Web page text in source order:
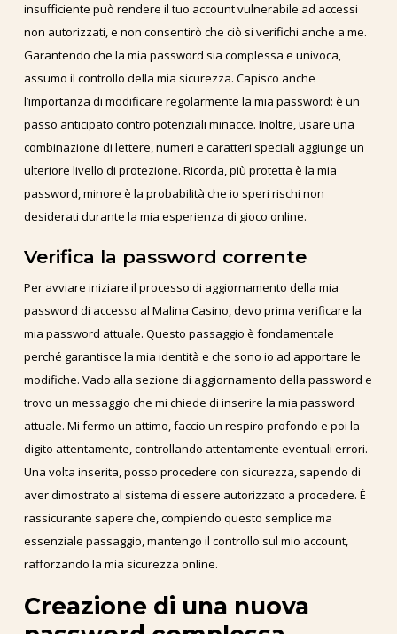
insufficiente può rendere il tuo account vulnerabile ad accessi
non autorizzati, e non consentirò che ciò si verifichi anche a me.
Garantendo che la mia password sia complessa e univoca,
assumo il controllo della mia sicurezza. Capisco anche
l’importanza di modificare regolarmente la mia password: è un
passo anticipato contro potenziali minacce. Inoltre, usare una
combinazione di lettere, numeri e caratteri speciali aggiunge un
ulteriore livello di protezione. Ricorda, più protetta è la mia
password, minore è la probabilità che io speri rischi non
desiderati durante la mia esperienza di gioco online.
Verifica la password corrente
Per avviare iniziare il processo di aggiornamento della mia
password di accesso al Malina Casino, devo prima verificare la
mia password attuale. Questo passaggio è fondamentale
perché garantisce la mia identità e che sono io ad apportare le
modifiche. Vado alla sezione di aggiornamento della password e
trovo un messaggio che mi chiede di inserire la mia password
attuale. Mi fermo un attimo, faccio un respiro profondo e poi la
digito attentamente, controllando attentamente eventuali errori.
Una volta inserita, posso procedere con sicurezza, sapendo di
aver dimostrato al sistema di essere autorizzato a procedere. È
rassicurante sapere che, compiendo questo semplice ma
essenziale passaggio, mantengo il controllo sul mio account,
rafforzando la mia sicurezza online.
Creazione di una nuova